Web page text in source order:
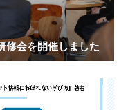
修会を開催しました